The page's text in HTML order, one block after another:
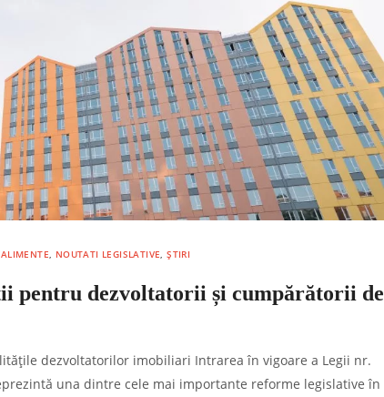
, NOUTATI LEGISLATIVE,ȘTIRI
pentru dezvoltatorii și cumpărătorii de
dezvoltatorilor imobiliari Intrarea în vigoare a Legii nr.
una dintre cele mai importante reforme legislative în